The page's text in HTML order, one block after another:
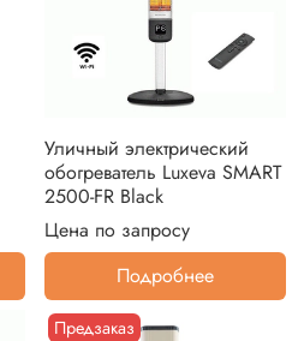
Уличный электрический
обогреватель Luxeva SMART
2500-FR Black
Цена по запросу
Подробнее
Предзаказ